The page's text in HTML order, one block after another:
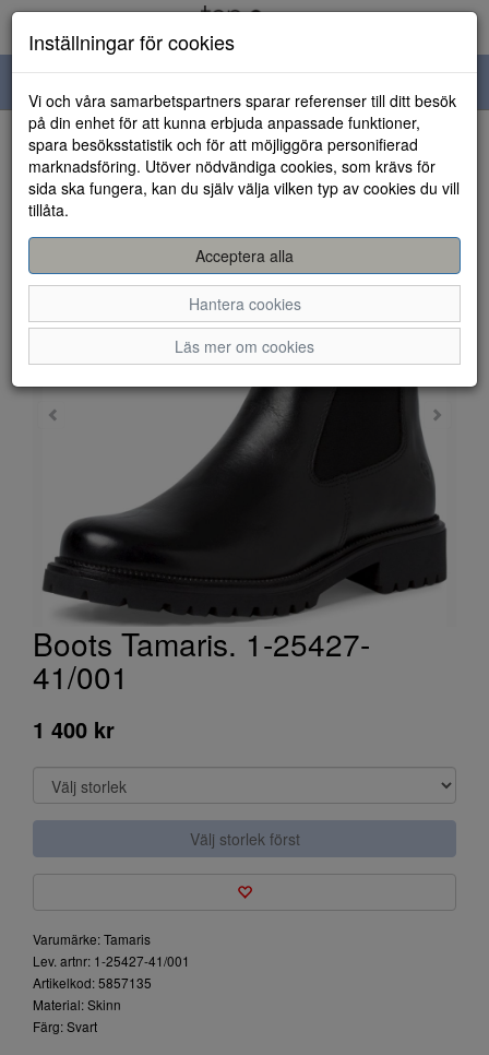
navigation
HEM
Boots Tamaris. 1-25427-
41/001
1 400 kr
Välj storlek först
Varumärke: Tamaris
Lev. artnr: 1-25427-41/001
Artikelkod: 5857135
Material: Skinn
Färg: Svart
Inställningar för cookies
Vi och våra samarbetspartners sparar referenser till ditt besök
på din enhet för att kunna erbjuda anpassade funktioner,
spara besöksstatistik och för att möjliggöra personifierad
marknadsföring. Utöver nödvändiga cookies, som krävs för
sida ska fungera, kan du själv välja vilken typ av cookies du vill
tillåta.
Acceptera alla
Hantera cookies
Läs mer om cookies